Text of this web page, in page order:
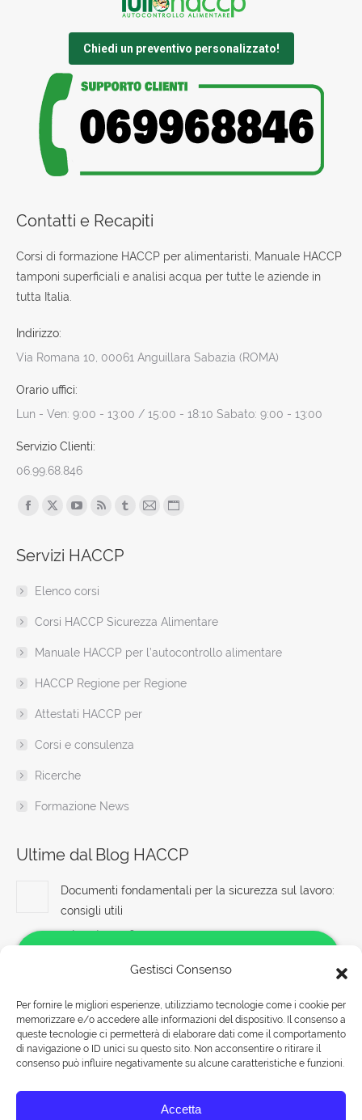
Gestisci Consenso
Per fornire le migliori esperienze, utilizziamo tecnologie come i cookie per
memorizzare e/o accedere alle informazioni del dispositivo. Il consenso a
queste tecnologie ci permetterà di elaborare dati come il comportamento
di navigazione o ID unici su questo sito. Non acconsentire o ritirare il
consenso può influire negativamente su alcune caratteristiche e funzioni.
Accetta
Chiedi un preventivo personalizzato!
Contatti e Recapiti
Corsi di formazione HACCP per alimentaristi, Manuale HACCP
tamponi superficiali e analisi acqua per tutte le aziende in
tutta Italia.
Indirizzo:
Via Romana 10, 00061 Anguillara Sabazia (ROMA)
Orario uffici:
Lun - Ven: 9:00 - 13:00 / 15:00 - 18:10 Sabato: 9:00 - 13:00
Servizio Clienti:
06.99.68.846
Find us on:
Facebook
opens
new
window
X
opens
new
window
opens
new
window
opens
window
Tumblr
window
Mail
window
Sito
new
Servizi HACCP
Elenco corsi
Corsi HACCP Sicurezza Alimentare
Manuale HACCP per l’autocontrollo alimentare
HACCP Regione per Regione
Attestati HACCP per
Corsi e consulenza
Ricerche
Formazione News
Ultime dal Blog HACCP
Documenti fondamentali per la sicurezza sul lavoro:
consigli utili
7 Agosto 2026
Corso Sicurezza Sul Lavoro Addestramento Betoniera
Quali sono gli strumenti di valutazione utilizzati per
verificare le competenze acquisite durante i corsi di
primo soccorso del 2025?
7 Agosto 2026
Salve!
Come possiamo aiutarti?
Rispondiamo nei seguenti orari:
Lunedì-Venerdì 09:00-18:00